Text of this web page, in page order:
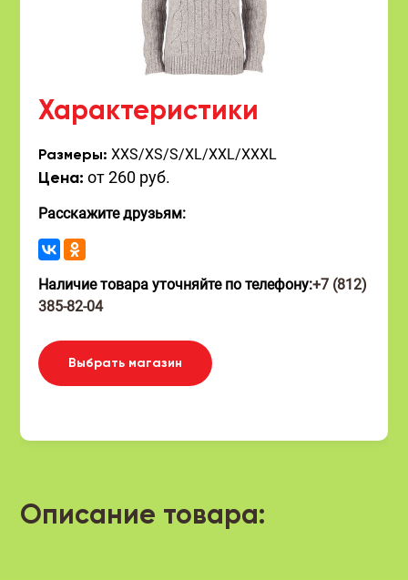
Характеристики
Размеры:XXS/XS/S/XL/XXL/XXXL
Цена: от 260 руб.
Расскажите друзьям:
Наличие товара уточняйте по телефону:+7 (812)
385-82-04
Выбрать магазин
Описание товара: